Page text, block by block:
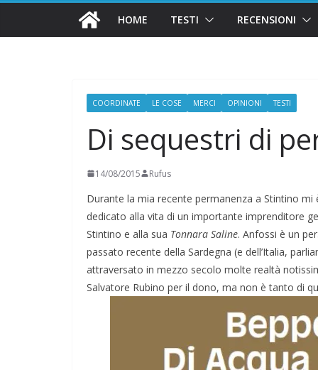
HOME TESTI RECENSIONI
COORDINATE LE COSE MERCI OPINIONI TESTI
Di sequestri di
14/08/2015 Rufus
Durante la mia recente permanenza a Stintino
dedicato alla vita di un importante imprenditore
Stintino e alla sua Tonnara Saline. Anfossi è un
passato recente della Sardegna (e dell’Italia,
attraversato in mezzo secolo molte realtà
Salvatore Rubino per il dono, ma non è tanto di